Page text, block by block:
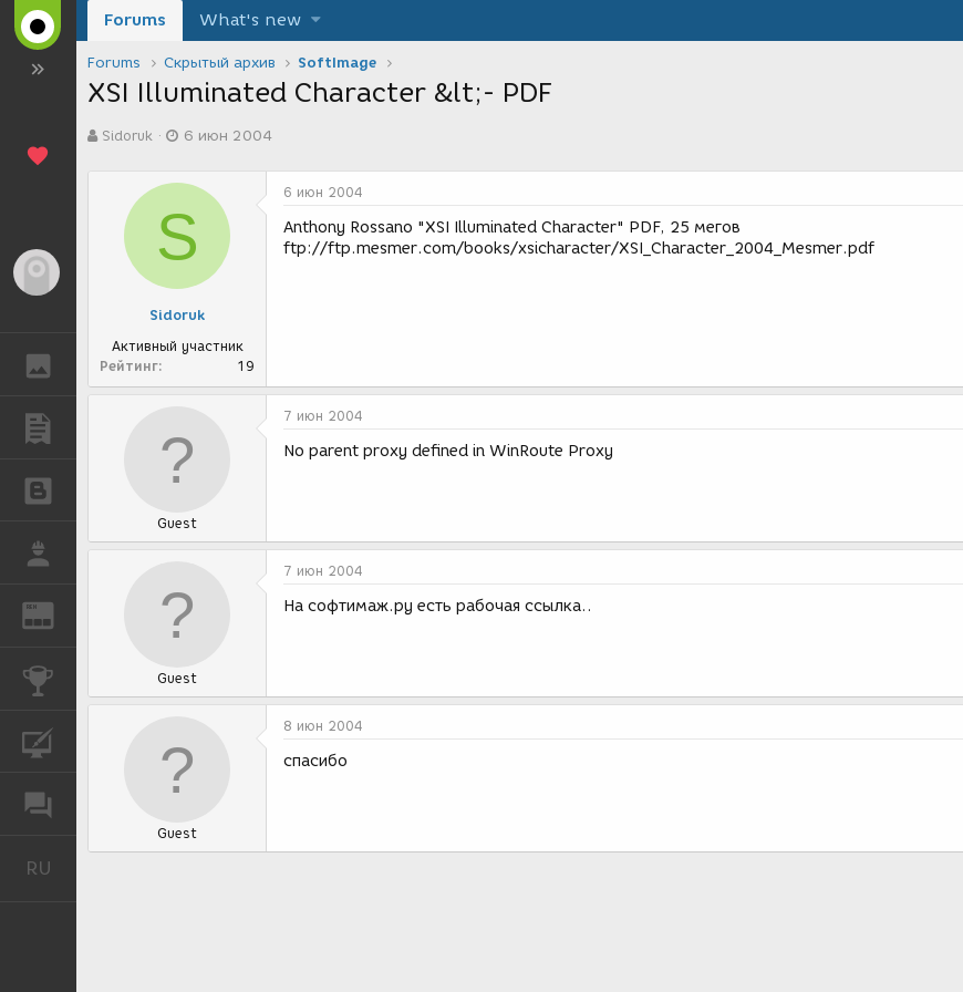
ГАЛЕРЕЯ
REN
КОНКУРСЫ
RU
Forums What's new
Forums Скрытый архив SoftImage
XSI Illuminated Character &lt;- PDF
в
Sidoruk
а
а
о
з
д
и
я
6 июн 2004
S
Sidoruk
Активный участник
Рейтинг
19
6 июн 2004
Anthony Rossano "XSI Illuminated Character" PDF, 25 мегов
ftp://ftp.mesmer.com/books/xsicharacter/XSI_Character_2004_Mesmer.pdf
Guest
7 июн 2004
No parent proxy defined in WinRoute Proxy
Guest
7 июн 2004
На софтимаж.ру есть рабочая ссылка..
Guest
8 июн 2004
спасибо